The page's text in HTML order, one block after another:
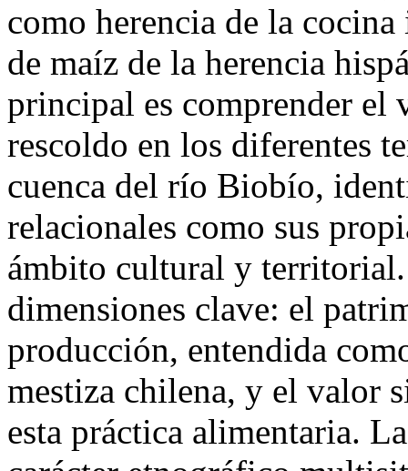
como herencia de la
de maíz de la herencia
principal es comprender
rescoldo en los diferentes
cuenca del río Biobío,
relacionales como sus
ámbito cultural y
dimensiones clave: el
producción, entendida
mestiza chilena, y el valor
esta práctica alimentaria.